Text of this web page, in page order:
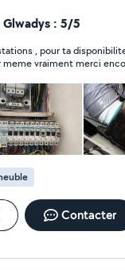
24 7 jours sur 7 à
Glwadys : 5/5
, pour ta
rapidite a te deplacer le jour meme vraiment merci
Contacter